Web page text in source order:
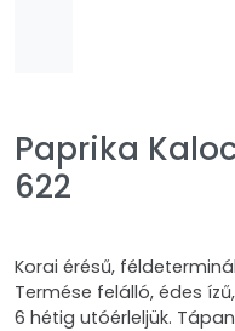
Paprika
622
Korai érésű,
Termése felálló, édes
6 hétig utóérleljük.